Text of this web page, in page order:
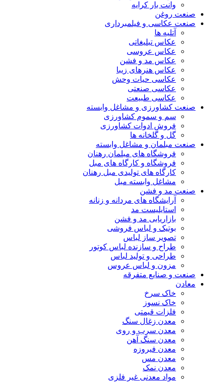
وانت بار کرایه
صنعت روغن
صنعت عکاسی و فیلمبرداری
آتلیه ها
عکاس تبلیغاتی
عکاس عروسی
عکاس مد و فشن
عکاس هنرهای زیبا
عکاسی حیات وحش
عکاسی صنعتی
عکاسی طبیعت
صنعت کشاورزی و مشاغل وابسته
سم و سموم کشاورزی
فروش ادوات کشاورزی
گل و گلخانه ها
صنعت مبلمان و مشاغل وابسته
فروشگاه های مبلمان رهنان
فروشگاه و کارگاه های مبل
کارگاه های تولیدی مبل رهنان
مشاغل وابسته مبل
صنعت مد و فشن
آرایشگاه های مردانه و زنانه
استایلیست مد
بازاریابی مد و فشن
بوتیک و لباس فروشی
تصویر ساز لباس
طراح و سازنده لباس کوتور
طراحی و تولید لباس
مزون و لباس عروس
صنعت و صنایع متفرقه
معادن
خاک سرخ
خاک نسوز
فلزات قیمتی
معدن زغال سنگ
معدن سرب و روی
معدن سنگ آهن
معدن فیروزه
معدن مس
معدن نمک
مواد معدنی غیر فلزی